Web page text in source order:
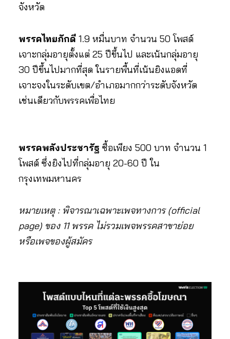
จังหวัด
พรรคไทยภักดี1.9 หมื่นบาท จำนวน 50 โพสต์
เจาะกลุ่มอายุตั้งแต่ 25 ปีขึ้นไป และเน้นกลุ่มอายุ
30 ปีขึ้นไปมากที่สุด ในรายพื้นที่เน้นยิงแอดที่
เจาะจงในระดับเขต/อำเภอมากกว่าระดับจังหวัด
เช่นเดียวกับพรรคเพื่อไทย
พรรคพลังประชารัฐ ซื้อเพียง 500 บาท จำนวน 1
โพสต์ ซึ่งยิงไปที่กลุ่มอายุ 20-60 ปี ใน
กรุงเทพมหานคร
หมายเหตุ : พิจารณาเฉพาะเพจทางการ (official
page) ของ 11 พรรค ไม่รวมเพจพรรคสาขาย่อย
หรือเพจของผู้สมัคร